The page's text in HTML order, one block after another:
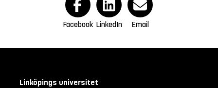
Facebook LinkedIn Email
Linköpings universitet